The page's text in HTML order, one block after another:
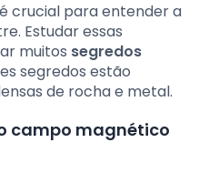
crucial para entender a
Estudar essas
muitos segredos
segredos estão
de rocha e metal.
campo magnético